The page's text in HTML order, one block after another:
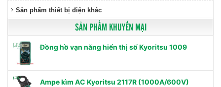
Sản phẩm thiết bị điện khác
SẢN PHẨM KHUYẾN MẠI
Đồng hồ vạn năng hiển thị số Kyoritsu 1009
Ampe kìm AC Kyoritsu 2117R (1000A/600V)